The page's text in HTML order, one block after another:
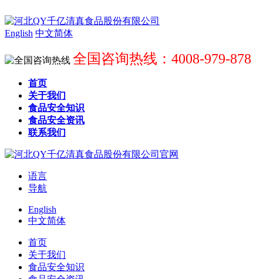
English 中文简体
全国咨询热线：4008-979-878
首页
关于我们
食品安全知识
食品安全资讯
联系我们
语言
导航
English
中文简体
首页
关于我们
食品安全知识